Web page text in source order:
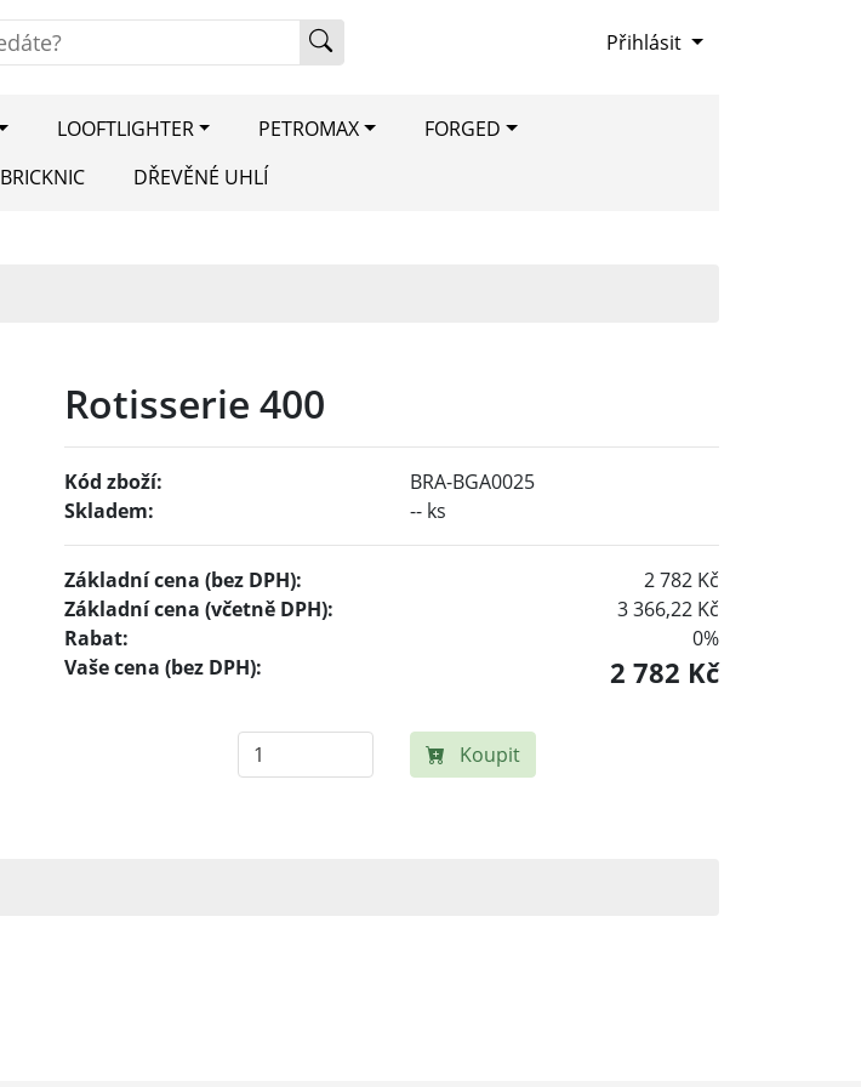
Přihlásit
LOOFTLIGHTER PETROMAX
FORGED
BRICKNIC DŘEVĚNÉ UHLÍ
Rotisserie 400
Kód zboží:
BRA-BGA0025
Skladem:
-- ks
Základní cena (bez DPH):
2 782 Kč
Základní cena (včetně DPH):
3 366,22 Kč
Rabat:
0%
Vaše cena (bez DPH):
2 782 Kč
Koupit